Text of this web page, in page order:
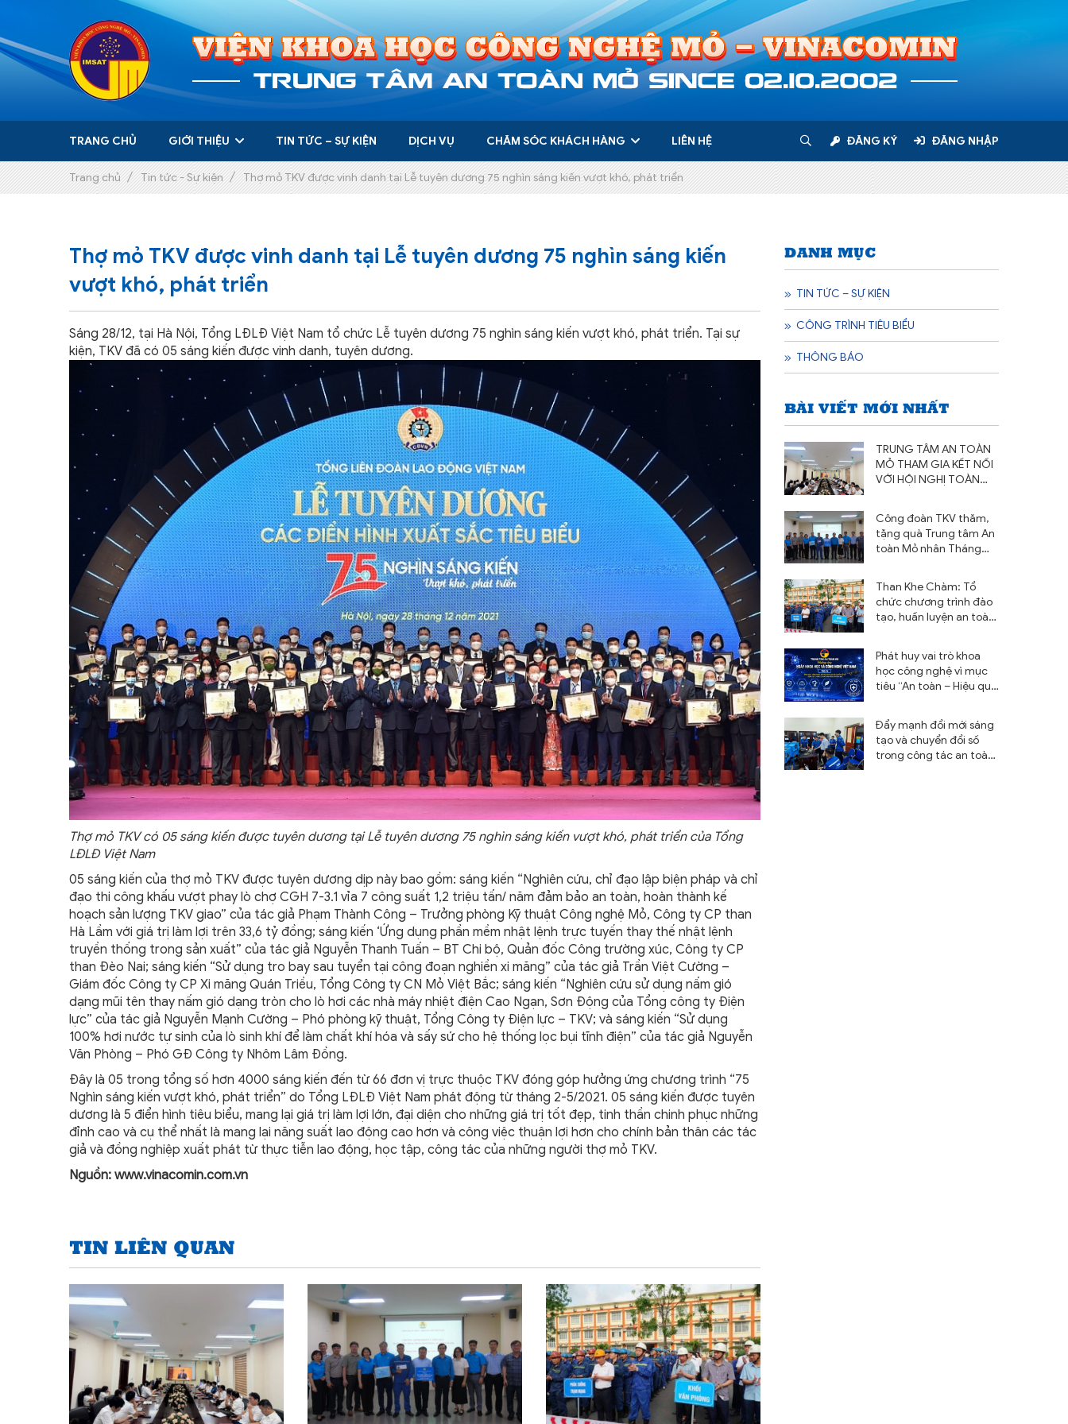
Giới thiệu
Tin tức – Sự kiện
Chăm sóc khách hàng +
TRANG CHỦ GIỚI THIỆU TIN TỨC – SỰ KIỆN DỊCH VỤ CHĂM SÓC KHÁCH HÀNG LIÊN HỆ ĐĂNG KÝ ĐĂNG NHẬP
Trang chủ Tin tức - Sự kiện Thợ mỏ TKV được vinh danh tại Lễ tuyên dương 75 nghìn sáng kiến vượt khó, phát triển
Thợ mỏ TKV được vinh danh tại Lễ tuyên dương 75 nghìn sáng kiến
vượt khó, phát triển
Sáng 28/12, tại Hà Nội, Tổng LĐLĐ Việt Nam tổ chức Lễ tuyên dương 75 nghìn sáng kiến vượt khó, phát triển. Tại sự
kiện, TKV đã có 05 sáng kiến được vinh danh, tuyên dương.
Thợ mỏ TKV có 05 sáng kiến được tuyên dương tại Lễ tuyên dương 75 nghìn sáng kiến vượt khó, phát triển của Tổng
LĐLĐ Việt Nam
05 sáng kiến của thợ mỏ TKV được tuyên dương dịp này bao gồm: sáng kiến “Nghiên cứu, chỉ đạo lập biện pháp và chỉ
đạo thi công khấu vượt phay lò chợ CGH 7-3.1 vỉa 7 công suất 1,2 triệu tấn/ năm đảm bảo an toàn, hoàn thành kế
hoạch sản lượng TKV giao” của tác giả Phạm Thành Công – Trưởng phòng Kỹ thuật Công nghệ Mỏ, Công ty CP than
Hà Lầm với giá trị làm lợi trên 33,6 tỷ đồng; sáng kiến ‘Ứng dụng phần mềm nhật lệnh trực tuyến thay thế nhật lệnh
truyền thống trong sản xuất” của tác giả Nguyễn Thanh Tuấn – BT Chi bộ, Quản đốc Công trường xúc, Công ty CP
than Đèo Nai; sáng kiến “Sử dụng tro bay sau tuyển tại công đoạn nghiền xi măng” của tác giả Trần Việt Cường –
Giám đốc Công ty CP Xi măng Quán Triều, Tổng Công ty CN Mỏ Việt Bắc; sáng kiến “Nghiên cứu sử dụng nấm gió
dạng mũi tên thay nấm gió dạng tròn cho lò hơi các nhà máy nhiệt điện Cao Ngạn, Sơn Động của Tổng công ty Điện
lực” của tác giả Nguyễn Mạnh Cường – Phó phòng kỹ thuật, Tổng Công ty Điện lực – TKV; và sáng kiến “Sử dụng
100% hơi nước tự sinh của lò sinh khí để làm chất khí hóa và sấy sứ cho hệ thống lọc bụi tĩnh điện” của tác giả Nguyễn
Văn Phòng – Phó GĐ Công ty Nhôm Lâm Đồng.
Đây là 05 trong tổng số hơn 4000 sáng kiến đến từ 66 đơn vị trực thuộc TKV đóng góp hưởng ứng chương trình “75
Nghìn sáng kiến vượt khó, phát triển” do Tổng LĐLĐ Việt Nam phát động từ tháng 2-5/2021. 05 sáng kiến được tuyên
dương là 5 điển hình tiêu biểu, mang lại giá trị làm lợi lớn, đại diện cho những giá trị tốt đẹp, tinh thần chinh phục những
đỉnh cao và cụ thể nhất là mang lại năng suất lao động cao hơn và công việc thuận lợi hơn cho chính bản thân các tác
giả và đồng nghiệp xuất phát từ thực tiễn lao động, học tập, công tác của những người thợ mỏ TKV.
Nguồn: www.vinacomin.com.vn
TIN LIÊN QUAN
DANH MỤC
TIN TỨC – SỰ KIỆN
CÔNG TRÌNH TIÊU BIỂU
THÔNG BÁO
BÀI VIẾT MỚI NHẤT
TRUNG TÂM AN TOÀN
MỎ THAM GIA KẾT NỐI
VỚI HỘI NGHỊ TOÀN
VÀ TRIỂN KHAI THỰC
HIỆN NGHỊ QUYẾT HỘI
NGHỊ LẦN THỨ BA BAN
ƯƠNG ĐẢNG KHÓA XIV
Công đoàn TKV thăm,
tặng quà Trung tâm An
toàn Mỏ nhân Tháng
hành động về An toàn
vệ sinh lao động năm
2026
Than Khe Chàm: Tổ
chức chương trình đào
tạo, huấn luyện an toàn
Phát huy vai trò khoa
học công nghệ vì mục
tiêu “An toàn – Hiệu quả
Đẩy mạnh đổi mới sáng
tạo và chuyển đổi số
trong công tác an toàn